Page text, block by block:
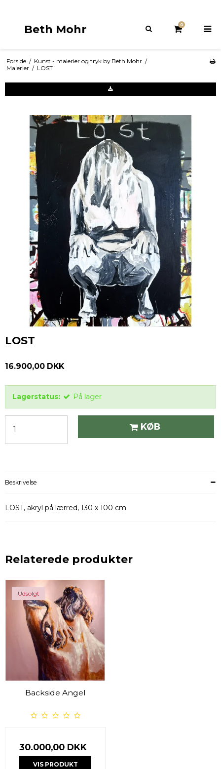
Beth Mohr 0
Forside / Kunst - malerier og tryk by Beth Mohr /
Malerier / LOST
LOST
16.900,00 DKK
Lagerstatus: På lager
KØB
Beskrivelse
LOST, akryl på lærred, 130 x 100 cm
Relaterede produkter
Udsolgt
Backside Angel
30.000,00 DKK
VIS PRODUKT